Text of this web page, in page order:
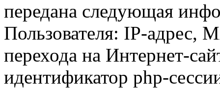
передана следующая
Пользователя: IP-адрес,
перехода на Интернет-
идентификатор php-